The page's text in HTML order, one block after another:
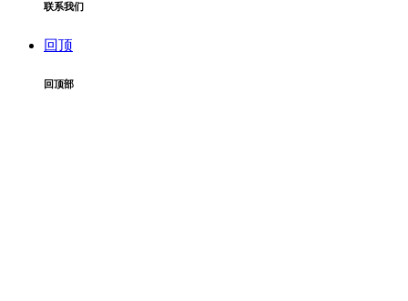
联系我们
回顶
回顶部